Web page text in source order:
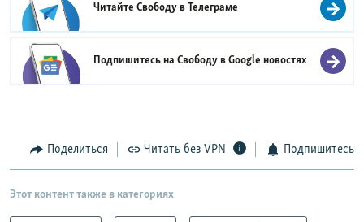
Читайте Свободу вТелеграме
Подпишитесь на Свободу вGoogle новостях
Поделиться Читать без VPN Подпишитесь
Этот контент также в категориях